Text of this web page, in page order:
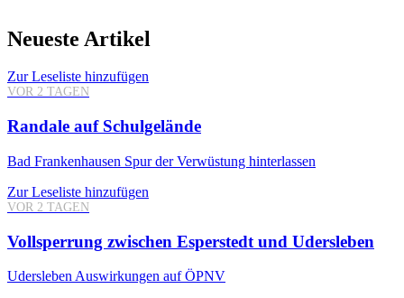
Neueste Artikel
Zur Leseliste hinzufügen
VOR 2 TAGEN
Randale auf Schulgelände
Bad Frankenhausen Spur der Verwüstung hinterlassen
Zur Leseliste hinzufügen
VOR 2 TAGEN
Vollsperrung zwischen Esperstedt und Udersleben
Udersleben Auswirkungen auf ÖPNV